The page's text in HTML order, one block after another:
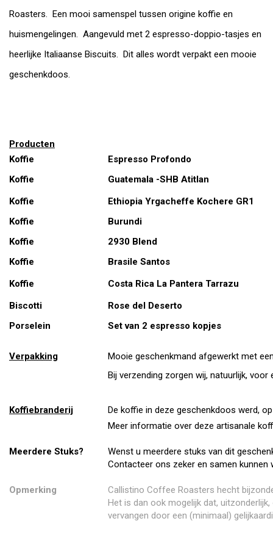
Roasters. Een mooi samenspel tussen origine koffie en
huismengelingen. Aangevuld met 2 espresso-doppio-tasjes en
heerlijke Italiaanse Biscuits. Dit alles wordt verpakt een mooie
geschenkdoos.
Producten
Koffie
Espresso Profondo
Koffie
Guatemala -SHB Atitlan
Koffie
Ethiopia Yrgacheffe Kochere GR1
Koffie
Burundi
Koffie
2930 Blend
Koffie
Brasile Santos
Koffie
Costa Rica La Pantera Tarrazu
Biscotti
Rose del Deserto
Porselein
Set van 2 espresso kopjes
Verpakking
Mooie geschenkmand afgewerkt met
Bij verzending zorgen wij, natuurlijk,
Koffiebranderij
De koffie in deze geschenkdoos werd,
Meer informatie over deze artisanale
Meerdere Stuks?
Wenst u meerdere stuks van dit
Contacteer ons zeker en samen
Opmerking
Callistino Coffee Roasters hecht
Het is dan ook mogelijk dat,
vervangen door een (minimaal)